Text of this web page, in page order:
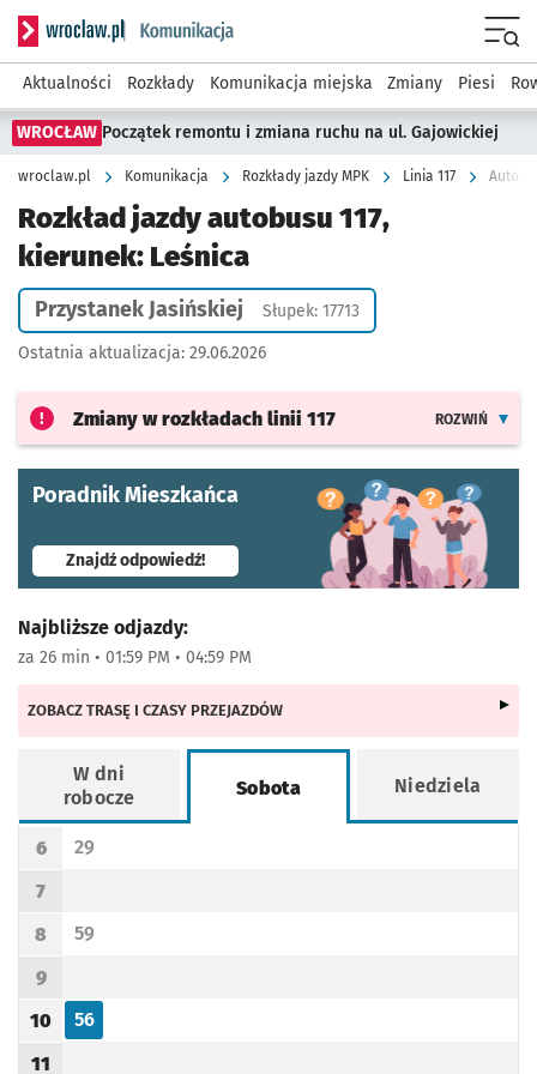
Serwis informacyjny wroclaw.pl podserwis: Komunikacja
Aktualności Rozkłady Komunikacja miejska Zmiany Piesi
WROCŁAW Początek remontu i zmiana ruchu na ul. Gajowickiej
wroclaw.pl Komunikacja Rozkłady jazdy MPK Linia 117
Rozkład jazdy autobusu 117,
kierunek: Leśnica
Przystanek Jasińskiej Słupek: 17713
Ostatnia aktualizacja: 29.06.2026
Zmiany w rozkładach linii 117 ROZWIŃ
Poradnik Mieszkańca
Znajdź odpowiedź!- otworzy się w nowej karcie
Najbliższe odjazdy:
za 26 min • 01:59 PM • 04:59 PM
ZOBACZ TRASĘ I CZASY PRZEJAZDÓW
W dni
robocze
Sobota Niedziela
Rozkład jazdy -
Godzina odjazdu
6
Odjazd
29
minut po godzinie 6
Godzina odjazdu
7
Godzina odjazdu
8
Odjazd
59
minut po godzinie 8
Godzina odjazdu
9
Godzina odjazdu
10
Odjazd
56
minut po godzinie 10
11